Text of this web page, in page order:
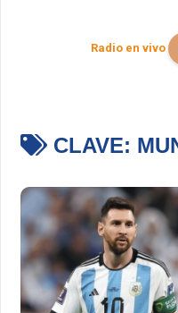
Radio en vivo
CLAVE: